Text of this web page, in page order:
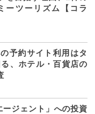
ーツーリズム【コラ
予約サイト利用はタ
、ホテル・百貨店の
ジェント」への投資